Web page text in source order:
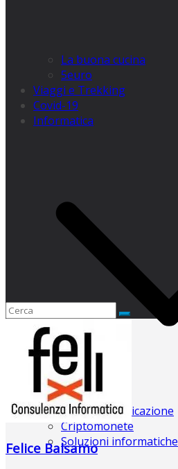
La buona cucina
5euro
Viaggi e Trekking
Covid-19
Informatica
Web e comunicazione
Criptomonete
Soluzioni informatiche
Felice Balsamo